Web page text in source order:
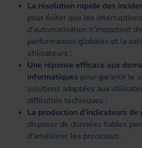
La résolution rapide des
pour éviter que les
d'automatisation n'impactent
performances globales et la
utilisateurs ;
Une réponse efficace aux
informatiques pour garantir le
solutions adaptées aux
difficultés techniques ;
La production d'indicateurs de
disposer de données fiables
d'améliorer les processus.